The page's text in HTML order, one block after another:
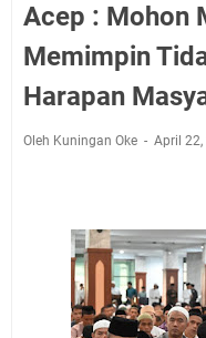
Salat
Jadwal
Nobar
12
Uniku
Acep : Mohon
Memimpin
Harapan
Oleh Kuningan Oke April 22,